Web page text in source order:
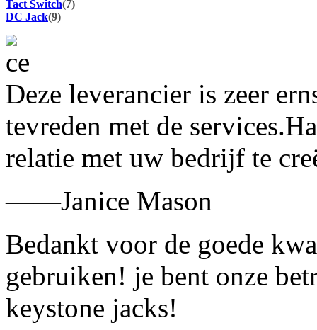
Tact Switch(7)
DC Jack(9)
Deze leverancier is zeer
tevreden met de
relatie met uw bedrijf te
——Janice Mason
Bedankt voor de goede
gebruiken! je bent onze
keystone jacks!